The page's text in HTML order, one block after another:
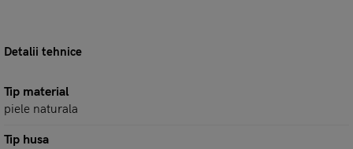
Detalii tehnice
Tip material
piele naturala
Tip husa